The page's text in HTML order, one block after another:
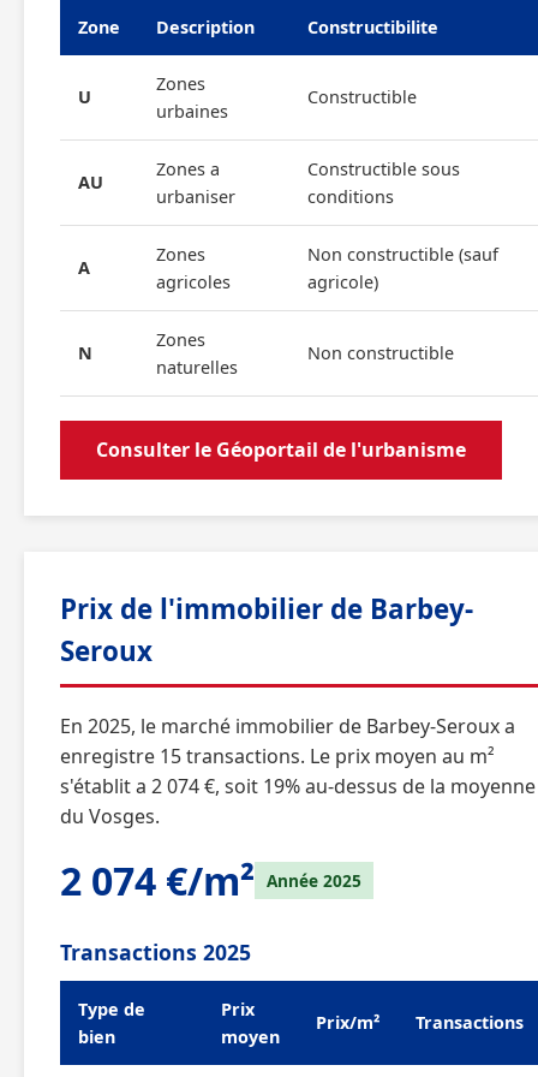
Zone Description Constructibilite
U
Zones
urbaines
Constructible
AU
Zones a
urbaniser
Constructible sous
conditions
A
Zones
agricoles
Non constructible (sauf
agricole)
N
Zones
naturelles
Non constructible
Consulter le Géoportail de l'urbanisme
Prix de l'immobilier de Barbey-
Seroux
En 2025, le marché immobilier de Barbey-Seroux a
enregistre 15 transactions. Le prix moyen au m²
s'établit a 2 074 €, soit 19% au-dessus de la moyenne
du Vosges.
2 074 €/m² Année 2025
Transactions 2025
Type de
bien
Prix
moyen
Prix/m² Transactions